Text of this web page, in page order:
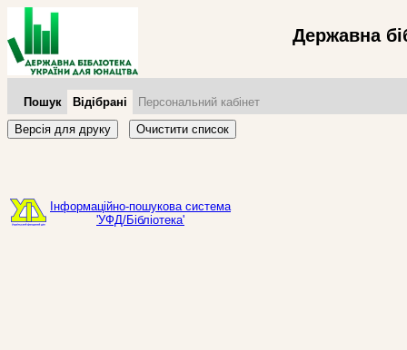
Державна
Пошук Відібрані
Персональний кабінет
Версія для друку
Очистити список
Інформаційно-пошукова система
'УФД/Бібліотека'